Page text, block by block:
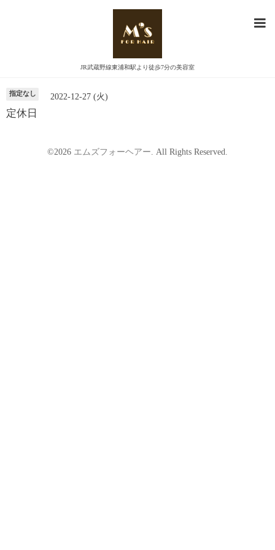
JR武蔵野線東浦和駅より徒歩7分の美容室
指定なし 2022-12-27 (火)
定休日
©2026 エムズフォーヘアー . All Rights Reserved.